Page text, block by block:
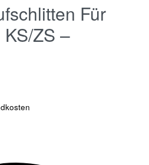
Für
ZS –